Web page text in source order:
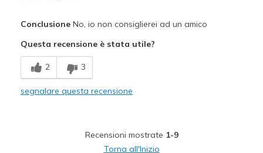
Difetti
Poor Quality
Shoes are for Wearing
ConclusioneNo, io non consiglierei ad un amico
Questa recensione è stata utile?
2 3
segnalare questa recensione
Recensioni mostrate 1-9
Torna all'Inizio